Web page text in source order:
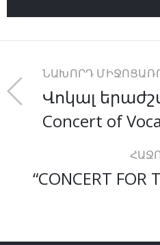
ՆԱԽՈՐԴ
Վոկալ
Concert of
“CONCERT FOR